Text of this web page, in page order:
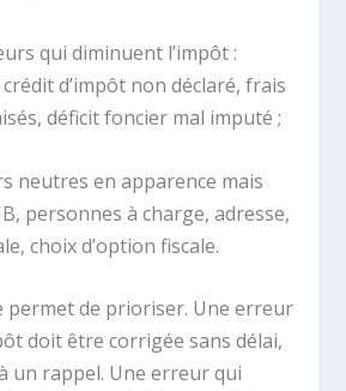
qui diminuent l’impôt :
d’impôt non déclaré, frais
déficit foncier mal imputé ;
neutres en apparence mais
personnes à charge, adresse,
choix d’option fiscale.
permet de prioriser. Une erreur
doit être corrigée sans délai,
un rappel. Une erreur qui